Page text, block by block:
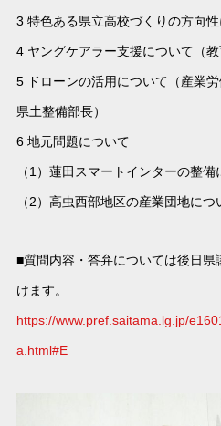
3 特色ある県立高校づくりの方向性
4 ヤングケアラー支援について（教
5 ドローンの活用について（産業
県土整備部長）
6 地元問題について
（1）蓮田スマートインターの整備
（2）高虫西部地区の産業団地につ
■質問内容・答弁については後日
けます。
https://www.pref.saitama.lg.jp/
a.html#E